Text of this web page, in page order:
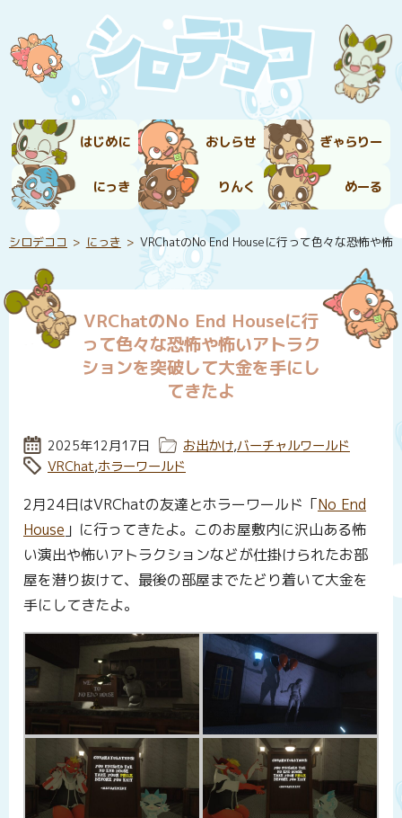
はじめに おしらせ ぎゃらりー
にっき りんく めーる
シロデココ にっき VRChatのNo End Houseに行って色々な恐怖や
VRChatのNo End Houseに行
って色々な恐怖や怖いアトラク
ションを突破して大金を手にし
てきたよ
投稿日:
2025年12月17日 カテゴリー:
お出かけ,バーチャルワールド
タグ:
VRChat,ホラーワールド
2月24日はVRChatの友達とホラーワールド「No End
House 」に行ってきたよ。このお屋敷内に沢山ある怖
い演出や怖いアトラクションなどが仕掛けられたお部
屋を潜り抜けて、最後の部屋までたどり着いて大金を
手にしてきたよ。